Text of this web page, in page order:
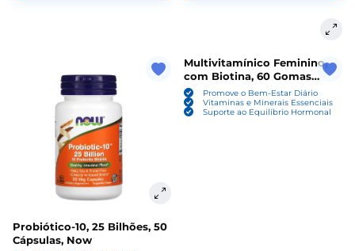
Probiótico-10, 25 Bilhões, 50
Cápsulas, Now
Multivitamínico Feminino,
com Biotina, 60 Gomas
Sabor Mixed Berry, GNC
Promove o Bem-Estar Diário
Vitaminas e Minerais Essenciais
Suporte ao Equilíbrio Hormonal